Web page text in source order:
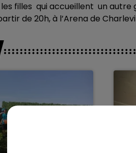
- 19h15
- CHAMPAGNE FM
filles qui accueillent un autre
de 20h, à l’Arena de